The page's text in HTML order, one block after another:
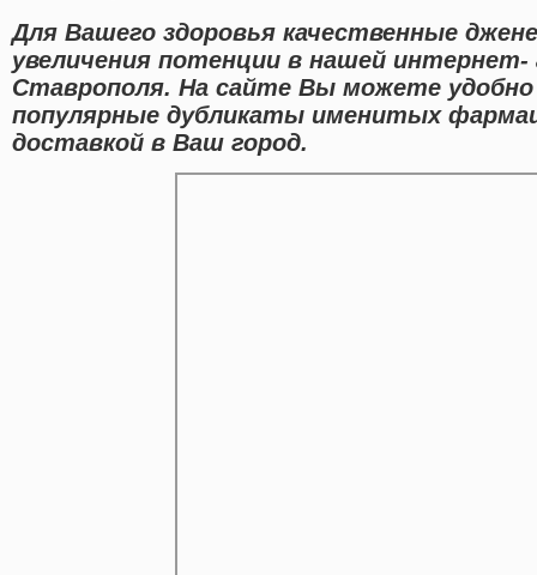
Для Вашего здоровья качественные
увеличения потенции в нашей интернет-
Ставрополя. На сайте Вы можете удобно
популярные дубликаты именитых
доставкой в Ваш город.